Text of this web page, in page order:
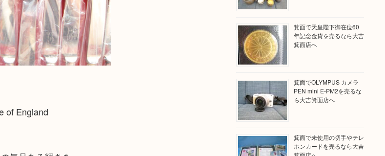
of England
箕面で天皇陛下御在位60
年記念金貨を売るなら大吉
箕面店へ
箕面でOLYMPUS カメラ
PEN mini E-PM2を売るな
ら大吉箕面店へ
箕面で未使用の切手やテレ
ホンカードを売るなら大吉